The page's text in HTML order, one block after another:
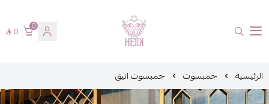
هايدي فاشن
0
0
الرئيسية جمبسوت جمبسوت انيق